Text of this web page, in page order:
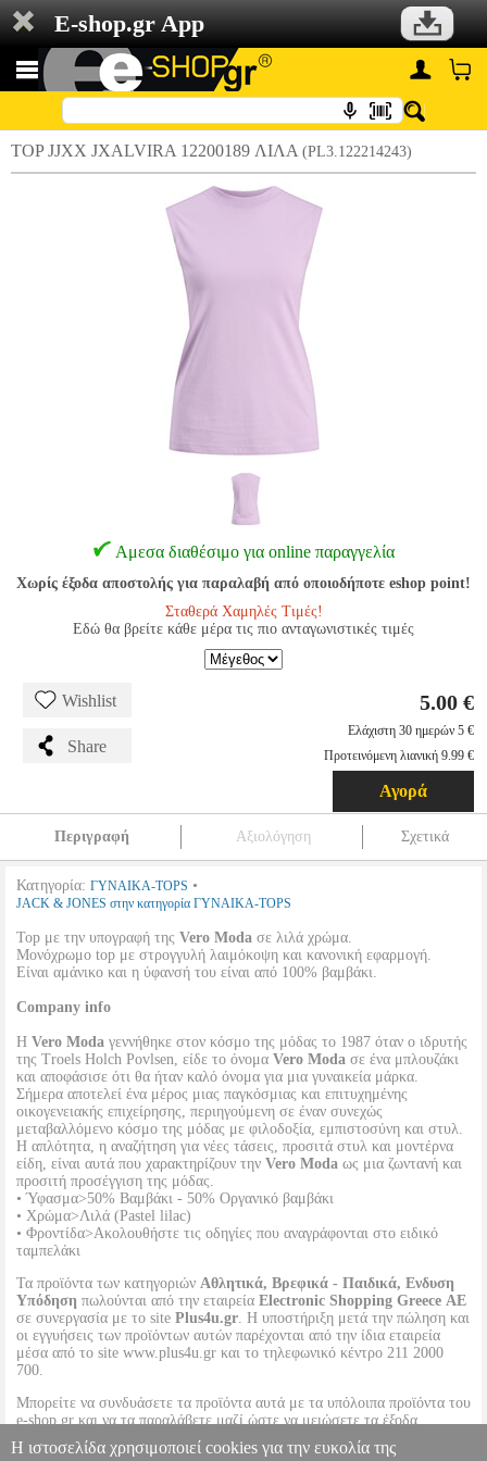
E-shop.gr App
TOP JJXX JXALVIRA 12200189 ΛΙΛΑ (PL3.122214243)
Αμεσα διαθέσιμο για online παραγγελία
Χωρίς έξοδα αποστολής για παραλαβή από οποιοδήποτε eshop point!
Σταθερά Χαμηλές Τιμές!
Εδώ θα βρείτε κάθε μέρα τις πιο ανταγωνιστικές τιμές
Wishlist
Share
5.00 €
Ελάχιστη 30 ημερών 5 €
Προτεινόμενη λιανική 9.99 €
Αγορά
Περιγραφή Αξιολόγηση Σχετικά
Κατηγορία: ΓΥΝΑΙΚΑ-TOPS •
JACK & JONES στην κατηγορία ΓΥΝΑΙΚΑ-TOPS
Top με την υπογραφή της Vero Moda σε λιλά χρώμα.
Μονόχρωμο top με στρογγυλή λαιμόκοψη και κανονική εφαρμογή.
Είναι αμάνικο και η ύφανσή του είναι από 100% βαμβάκι.
Company info
Η Vero Moda γεννήθηκε στον κόσμο της μόδας το 1987 όταν ο ιδρυτής
της Troels Holch Povlsen, είδε το όνομα Vero Moda σε ένα μπλουζάκι
και αποφάσισε ότι θα ήταν καλό όνομα για μια γυναικεία μάρκα.
Σήμερα αποτελεί ένα μέρος μιας παγκόσμιας και επιτυχημένης
οικογενειακής επιχείρησης, περιηγούμενη σε έναν συνεχώς
μεταβαλλόμενο κόσμο της μόδας με φιλοδοξία, εμπιστοσύνη και στυλ.
Η απλότητα, η αναζήτηση για νέες τάσεις, προσιτά στυλ και μοντέρνα
είδη, είναι αυτά που χαρακτηρίζουν την Vero Moda ως μια ζωντανή και
προσιτή προσέγγιση της μόδας.
• Ύφασμα>50% Βαμβάκι - 50% Οργανικό βαμβάκι
• Χρώμα>Λιλά (Pastel lilac)
• Φροντίδα>Ακολουθήστε τις οδηγίες που αναγράφονται στο ειδικό
ταμπελάκι
Τα προϊόντα των κατηγοριών Αθλητικά, Βρεφικά - Παιδικά, Ενδυση
Υπόδηση πωλούνται από την εταιρεία Electronic Shopping Greece ΑΕ
σε συνεργασία με το site Plus4u.gr. Η υποστήριξη μετά την πώληση και
οι εγγυήσεις των προϊόντων αυτών παρέχονται από την ίδια εταιρεία
μέσα από το site www.plus4u.gr και το τηλεφωνικό κέντρο 211 2000
700.
Μπορείτε να συνδυάσετε τα προϊόντα αυτά με τα υπόλοιπα προϊόντα του
e-shop.gr και να τα παραλάβετε μαζί ώστε να μειώσετε τα έξοδα
αποστολής. Μπορείτε επίσης να παραλάβετε από οποιοδήποτε eshop
point με μηδενικά έξοδα αποστολής ανεξαρτήτως ύψους παραγγελίας!
Η ιστοσελίδα χρησιμοποιεί cookies για την ευκολία της